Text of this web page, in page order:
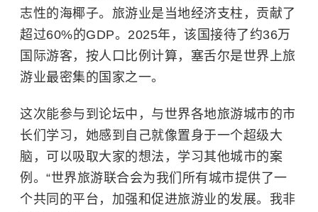
志性的海椰子。旅游业是当地经济支柱，贡献了
超过60%的GDP。2025年，该国接待了约36万
国际游客，按人口比例计算，塞舌尔是世界上旅
游业最密集的国家之一。
这次能参与到论坛中，与世界各地旅游城市的市
长们学习，她感到自己就像置身于一个超级大
脑，可以吸取大家的想法，学习其他城市的案
例。“世界旅游联合会为我们所有城市提供了一
个共同的平台，加强和促进旅游业的发展。我非